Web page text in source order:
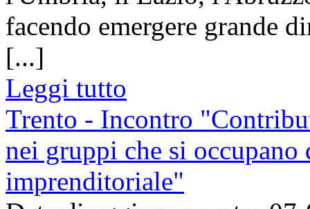
facendo emergere grande
[...]
Leggi tutto
Trento - Incontro
nei gruppi che si
imprenditoriale"